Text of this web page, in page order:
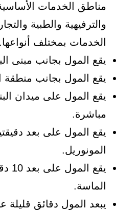
مناطق الخدمات الأساسية
والترفيهية والطبية
الخدمات بمختلف أنواعها.
يقع المول بجانب مبنى
يقع المول بجانب منطقة
يقع المول على ميدان
مباشرة.
يقع المول على بعد
المونوريل.
الماسة.
يبعد المول دقائق قليلة